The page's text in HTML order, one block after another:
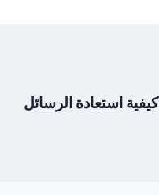
كيفية استعادة الرسائل